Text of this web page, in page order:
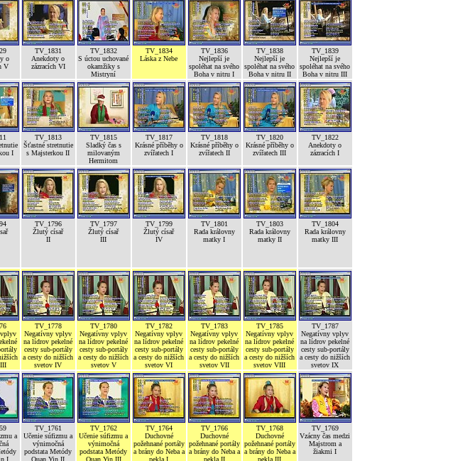
o
V
TV_1831
Anekdoty o
zázracích VI
TV_1832
S úctou uchované
okamžiky s
Mistryní
TV_1834
Láska z Nebe
TV_1836
Nejlepší je
spoléhat na svého
Boha v nitru I
TV_1838
Nejlepší je
spoléhat na svého
Boha v nitru II
TV_1839
Nejlepší je
spoléhat na svého
Boha v nitru III
I
TV_1813
Šťastné stretnutie
s Majsterkou II
TV_1815
Sladký čas s
milovaným
Hermitom
TV_1817
Krásné příběhy o
zvířatech I
TV_1818
Krásné příběhy o
zvířatech II
TV_1820
Krásné příběhy o
zvířatech III
TV_1822
Anekdoty o
zázracích I
TV_1796
Žlutý císař
II
TV_1797
Žlutý císař
III
TV_1799
Žlutý císař
IV
TV_1801
Rada královny
matky I
TV_1803
Rada královny
matky II
TV_1804
Rada královny
matky III
TV_1778
Negatívny vplyv
na lídrov pekelné
cesty sub-portály
a cesty do nižších
svetov IV
TV_1780
Negatívny vplyv
na lídrov pekelné
cesty sub-portály
a cesty do nižších
svetov V
TV_1782
Negatívny vplyv
na lídrov pekelné
cesty sub-portály
a cesty do nižších
svetov VI
TV_1783
Negatívny vplyv
na lídrov pekelné
cesty sub-portály
a cesty do nižších
svetov VII
TV_1785
Negatívny vplyv
na lídrov pekelné
cesty sub-portály
a cesty do nižších
svetov VIII
TV_1787
Negatívny vplyv
na lídrov pekelné
cesty sub-portály
a cesty do nižších
svetov IX
a
I
TV_1761
Učenie súfizmu a
výnimočná
podstata Metódy
Quan Yin II
TV_1762
Učenie súfizmu a
výnimočná
podstata Metódy
Quan Yin III
TV_1764
Duchovné
požehnané portály
a brány do Neba a
pekla I
TV_1766
Duchovné
požehnané portály
a brány do Neba a
pekla II
TV_1768
Duchovné
požehnané portály
a brány do Neba a
pekla III
TV_1769
Vzácny čas medzi
Majstrom a
žiakmi I